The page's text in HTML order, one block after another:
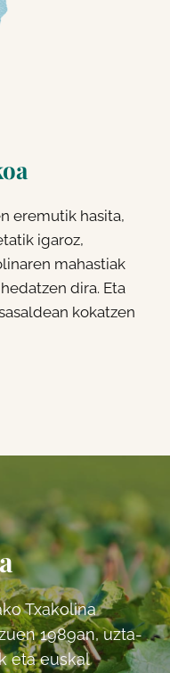
eremutik hasita,
igaroz,
mahastiak
dira. Eta
kokatzen
Txakolina
1989an, uzta-
eta euskal